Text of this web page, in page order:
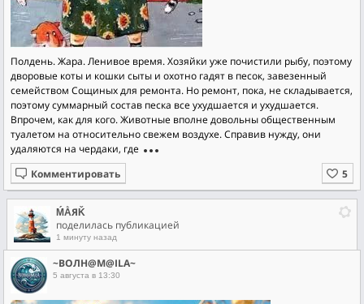
Полдень. Жара. Ленивое время. Хозяйки уже почистили рыбу, поэтому
дворовые коты и кошки сыты и охотно гадят в песок, завезенный
семейством Сощиных для ремонта. Но ремонт, пока, не складывается,
поэтому суммарный состав песка все ухудшается и ухудшается.
Впрочем, как для кого. Животные вполне довольны общественным
туалетом на относительно свежем воздухе. Справив нужду, они
удаляются на чердаки, где
Комментировать
ḾẰЯǨ
поделилась публикацией
1 минуту назад
~ВОЛН@М@ILA~
5 августа в 13:30